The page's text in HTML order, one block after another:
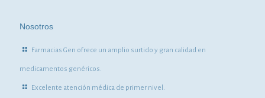
Nosotros
Farmacias Gen ofrece un amplio surtido y gran calidad en
medicamentos genéricos.
Excelente atención médica de primer nivel.